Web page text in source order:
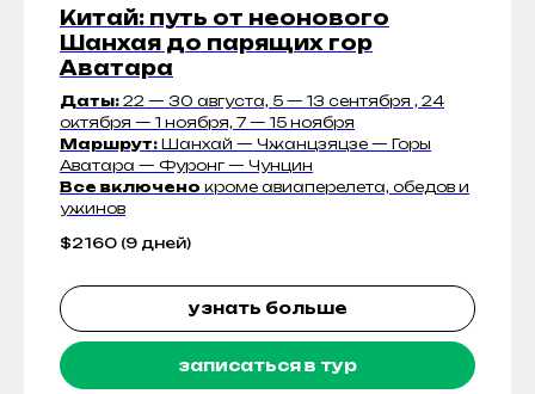
Китай: путь от неонового
Шанхая до парящих гор
Аватара
Даты: 22 — 30 августа, 5 — 13 сентября , 24
октября — 1 ноября, 7 — 15 ноября
Маршрут: Шанхай — Чжанцзяцзе — Горы
Аватара — Фуронг — Чунцин
Все включено кроме авиаперелета, обедов и
ужинов
$2160 (9 дней)
узнать больше
записаться в тур